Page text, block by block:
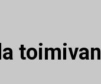
toimivan